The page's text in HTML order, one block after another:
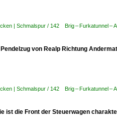
| Schmalspur / 142 Brig – Furkatunnel –
von Realp Richtung
| Schmalspur / 142 Brig – Furkatunnel –
ist die Front der Steuerwagen